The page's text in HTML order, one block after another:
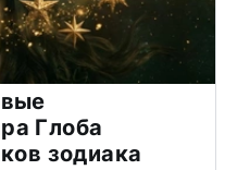
Глоба
зодиака